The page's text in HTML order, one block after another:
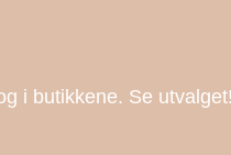
i butikkene. Se utvalget!